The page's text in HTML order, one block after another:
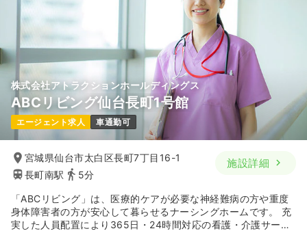
株式会社アトラクションホールディングス
ABCリビング仙台長町1号館
エージェント求人 車通勤可
宮城県仙台市太白区長町7丁目16-1
長町南駅
5分
施設詳細
「ABCリビング」は、医療的ケアが必要な神経難病の方や重度
身体障害者の方が安心して暮らせるナーシングホームです。 充
実した人員配置により365日・24時間対応の看護・介護サービ